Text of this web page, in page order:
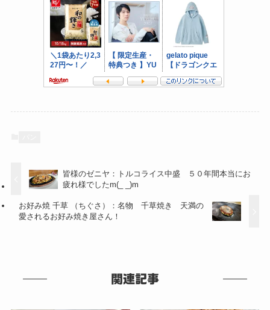
皆様のゼニヤ：トルコライス中盛 ５０年間本当にお
疲れ様でしたm(_ _)m
お好み焼 千草 （ちぐさ）：名物 千草焼き 天満の
愛されるお好み焼き屋さん！
関連記事